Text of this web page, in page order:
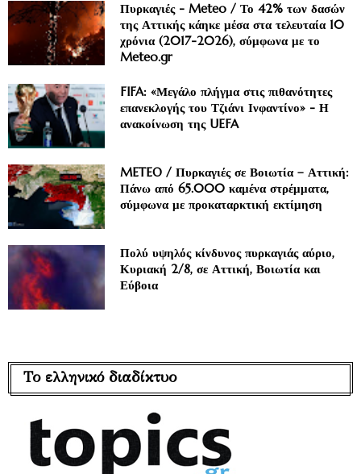
Πυρκαγιές - Meteo / Το 42% των δασών
της Αττικής κάηκε μέσα στα τελευταία 10
χρόνια (2017-2026), σύμφωνα με το
Meteo.gr
FIFA: «Μεγάλο πλήγμα στις πιθανότητες
επανεκλογής του Τζιάνι Ινφαντίνο» - Η
ανακοίνωση της UEFA
METEO / Πυρκαγιές σε Βοιωτία – Αττική:
Πάνω από 65.000 καμένα στρέμματα,
σύμφωνα με προκαταρκτική εκτίμηση
Πολύ υψηλός κίνδυνος πυρκαγιάς αύριο,
Κυριακή 2/8, σε Αττική, Βοιωτία και
Εύβοια
Το ελληνικό διαδίκτυο